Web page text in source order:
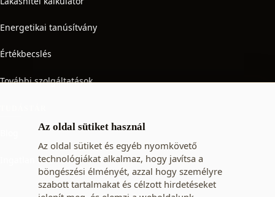
Az oldal sütiket használ
Az oldal sütiket és egyéb nyomkövető
technológiákat alkalmaz, hogy javítsa a
böngészési élményét, azzal hogy személyre
szabott tartalmakat és célzott hirdetéseket
Energetikai tanúsítvány
Értékbecslés
További szolgáltatások
Ingatlan adó